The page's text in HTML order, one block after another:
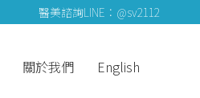
醫美諮詢LINE：@sv2112
關於我們 English